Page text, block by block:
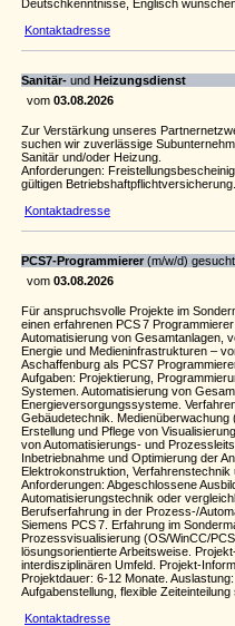
Deutschkenntnisse, Englisch
Kontaktadresse
Sanitär- und Heizungsdienst
vom 03.08.2026
Zur Verstärkung unseres
suchen wir zuverlässige
Sanitär und/oder Heizung.
Anforderungen:
gültigen Betriebshaftpflichtversicherung.
Kontaktadresse
PCS7-Programmierer (m/w/d)
vom 03.08.2026
Für anspruchsvolle Projekte im
einen erfahrenen PCS 7
Automatisierung von Gesamtanlagen,
Energie und Medieninfrastrukturen –
Aschaffenburg als PCS7
Aufgaben: Projektierung,
Systemen. Automatisierung von
Energieversorgungssysteme.
Gebäudetechnik.
Erstellung und Pflege von
von Automatisierungs- und
Inbetriebnahme und Optimierung der
Elektrokonstruktion, Verfahrenstechnik
Anforderungen: Abgeschlossene
Automatisierungstechnik oder
Berufserfahrung in der Prozess-/
Siemens PCS 7. Erfahrung im
Prozessvisualisierung (OS/WinCC/
lösungsorientierte Arbeitsweise.
interdisziplinären Umfeld. Projekt-
Projektdauer: 6-12 Monate.
Aufgabenstellung, flexible
Kontaktadresse